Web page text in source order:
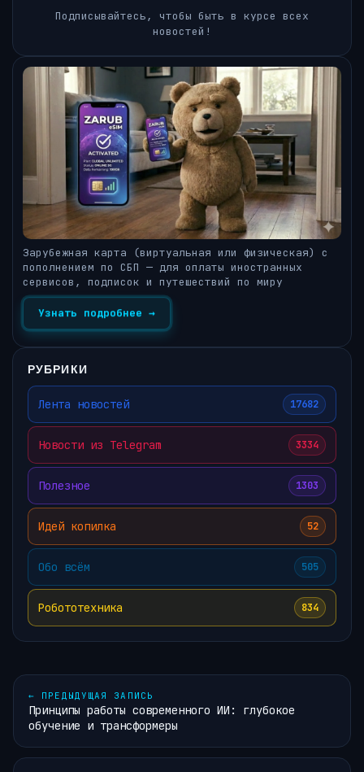
Подписывайтесь, чтобы быть в курсе всех
новостей!
Зарубежная карта (виртуальная или физическая) с
пополнением по СБП — для оплаты иностранных
сервисов, подписок и путешествий по миру
Узнать подробнее →
РУБРИКИ
Лента новостей 17682
Новости из Telegram 3334
Полезное 1303
Идей копилка 52
Обо всём 505
Робототехника 834
← ПРЕДЫДУЩАЯ ЗАПИСЬ
Принципы работы современного ИИ: глубокое
обучение и трансформеры